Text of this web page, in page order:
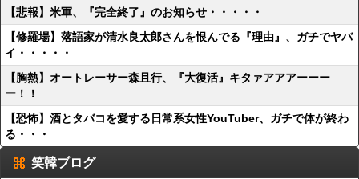
【悲報】米軍、『完全終了』のお知らせ・・・・・
【修羅場】落語家が清水良太郎さんを恨んでる『理由』、ガチでヤバ
イ・・・・・
【胸熱】オートレーサー森且行、『大復活』キタァアアアーーー
ー！！
【恐怖】酒とタバコを愛する日常系女性YouTuber、ガチで体が終わ
る・・・
笑韓ブログ